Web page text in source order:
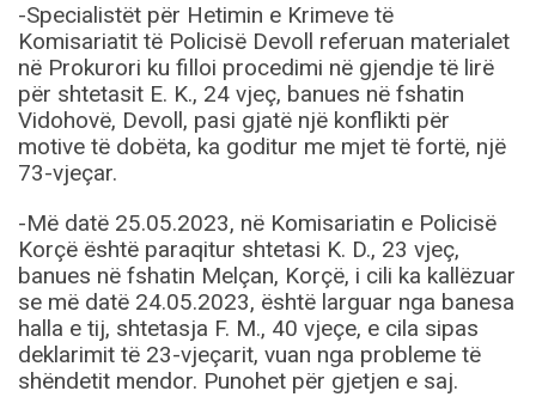
-Specialistët për Hetimin e Krimeve të
Komisariatit të Policisë Devoll referuan materialet
në Prokurori ku filloi procedimi në gjendje të lirë
për shtetasit E. K., 24 vjeç, banues në fshatin
Vidohovë, Devoll, pasi gjatë një konflikti për
motive të dobëta, ka goditur me mjet të fortë, një
73-vjeçar.
-Më datë 25.05.2023, në Komisariatin e Policisë
Korçë është paraqitur shtetasi K. D., 23 vjeç,
banues në fshatin Melçan, Korçë, i cili ka kallëzuar
se më datë 24.05.2023, është larguar nga banesa
halla e tij, shtetasja F. M., 40 vjeçe, e cila sipas
deklarimit të 23-vjeçarit, vuan nga probleme të
shëndetit mendor. Punohet për gjetjen e saj.